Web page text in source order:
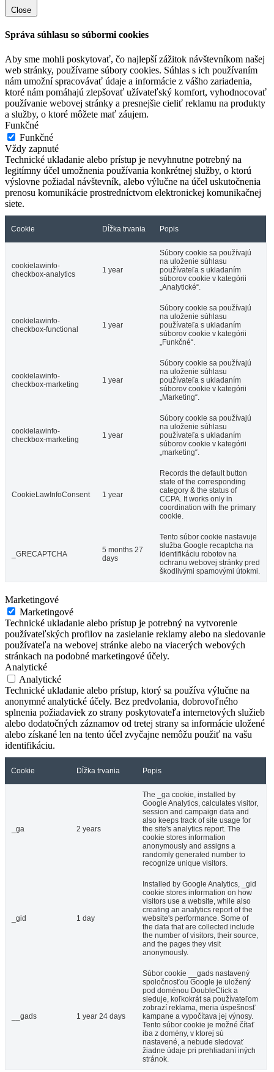
Close
Správa súhlasu so súbormi cookies
Aby sme mohli poskytovať, čo najlepší zážitok návštevníkom našej
web stránky, používame súbory cookies. Súhlas s ich používaním
nám umožní spracovávať údaje a informácie z vášho zariadenia,
ktoré nám pomáhajú zlepšovať užívateľský komfort, vyhodnocovať
používanie webovej stránky a presnejšie cieliť reklamu na produkty
a služby, o ktoré môžete mať záujem.
Funkčné
Funkčné
Vždy zapnuté
Technické ukladanie alebo prístup je nevyhnutne potrebný na
legitímny účel umožnenia používania konkrétnej služby, o ktorú
výslovne požiadal návštevník, alebo výlučne na účel uskutočnenia
prenosu komunikácie prostredníctvom elektronickej komunikačnej
siete.
Cookie Dĺžka trvania Popis
cookielawinfo-
checkbox-analytics
1 year
Súbory cookie sa používajú
na uloženie súhlasu
používateľa s ukladaním
súborov cookie v kategórii
„Analytické“.
cookielawinfo-
checkbox-functional
1 year
Súbory cookie sa používajú
na uloženie súhlasu
používateľa s ukladaním
súborov cookie v kategórii
„Funkčné“.
cookielawinfo-
checkbox-marketing
1 year
Súbory cookie sa používajú
na uloženie súhlasu
používateľa s ukladaním
súborov cookie v kategórii
„Marketing“.
cookielawinfo-
checkbox-marketing
1 year
Súbory cookie sa používajú
na uloženie súhlasu
používateľa s ukladaním
súborov cookie v kategórii
„marketing“.
CookieLawInfoConsent 1 year
Records the default button
state of the corresponding
category & the status of
CCPA. It works only in
coordination with the primary
cookie.
_GRECAPTCHA
5 months 27
days
Tento súbor cookie nastavuje
služba Google recaptcha na
identifikáciu robotov na
ochranu webovej stránky pred
škodlivými spamovými útokmi.
Marketingové
Marketingové
Technické ukladanie alebo prístup je potrebný na vytvorenie
používateľských profilov na zasielanie reklamy alebo na sledovanie
používateľa na webovej stránke alebo na viacerých webových
stránkach na podobné marketingové účely.
Analytické
Analytické
Technické ukladanie alebo prístup, ktorý sa používa výlučne na
anonymné analytické účely. Bez predvolania, dobrovoľného
splnenia požiadaviek zo strany poskytovateľa internetových služieb
alebo dodatočných záznamov od tretej strany sa informácie uložené
alebo získané len na tento účel zvyčajne nemôžu použiť na vašu
identifikáciu.
Cookie Dĺžka trvania Popis
_ga 2 years
The _ga cookie, installed by
Google Analytics, calculates visitor,
session and campaign data and
also keeps track of site usage for
the site's analytics report. The
cookie stores information
anonymously and assigns a
randomly generated number to
recognize unique visitors.
_gid 1 day
Installed by Google Analytics, _gid
cookie stores information on how
visitors use a website, while also
creating an analytics report of the
website's performance. Some of
the data that are collected include
the number of visitors, their source,
and the pages they visit
anonymously.
__gads 1 year 24 days
Súbor cookie __gads nastavený
spoločnosťou Google je uložený
pod doménou DoubleClick a
sleduje, koľkokrát sa používateľom
zobrazí reklama, meria úspešnosť
kampane a vypočítava jej výnosy.
Tento súbor cookie je možné čítať
iba z domény, v ktorej sú
nastavené, a nebude sledovať
žiadne údaje pri prehliadaní iných
stránok.